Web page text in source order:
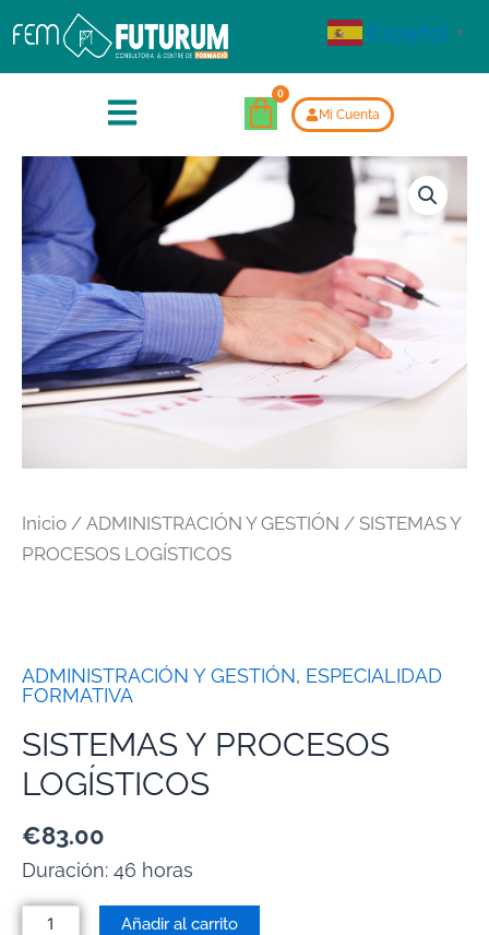
Mi Cuenta
Inicio / ADMINISTRACIÓN Y GESTIÓN / SISTEMAS Y
PROCESOS LOGÍSTICOS
ADMINISTRACIÓN Y GESTIÓN, ESPECIALIDAD
FORMATIVA
SISTEMAS Y PROCESOS
LOGÍSTICOS
€83.00
Duración: 46 horas
Añadir al carrito
Español ▼